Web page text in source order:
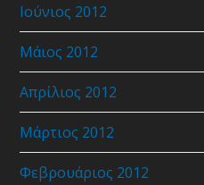
Ιούνιος 2012
Μάιος 2012
Απρίλιος 2012
Μάρτιος 2012
Φεβρουάριος 2012